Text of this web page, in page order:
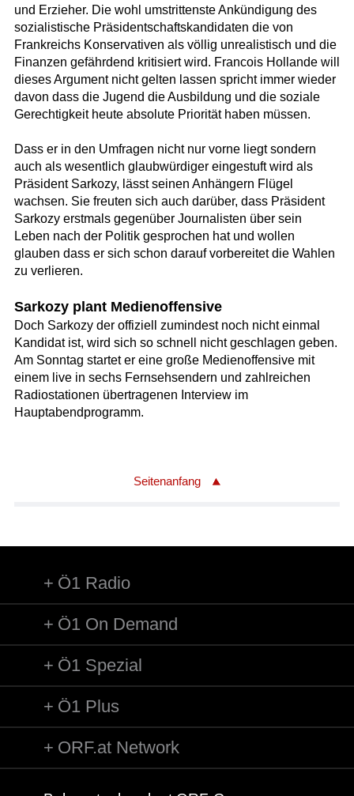
und Erzieher. Die wohl umstrittenste Ankündigung des
sozialistische Präsidentschaftskandidaten die von
Frankreichs Konservativen als völlig unrealistisch und die
Finanzen gefährdend kritisiert wird. Francois Hollande will
dieses Argument nicht gelten lassen spricht immer wieder
davon dass die Jugend die Ausbildung und die soziale
Gerechtigkeit heute absolute Priorität haben müssen.
Dass er in den Umfragen nicht nur vorne liegt sondern
auch als wesentlich glaubwürdiger eingestuft wird als
Präsident Sarkozy, lässt seinen Anhängern Flügel
wachsen. Sie freuten sich auch darüber, dass Präsident
Sarkozy erstmals gegenüber Journalisten über sein
Leben nach der Politik gesprochen hat und wollen
glauben dass er sich schon darauf vorbereitet die Wahlen
zu verlieren.
Sarkozy plant Medienoffensive
Doch Sarkozy der offiziell zumindest noch nicht einmal
Kandidat ist, wird sich so schnell nicht geschlagen geben.
Am Sonntag startet er eine große Medienoffensive mit
einem live in sechs Fernsehsendern und zahlreichen
Radiostationen übertragenen Interview im
Hauptabendprogramm.
Seitenanfang
Ö1 Radio
Ö1 On Demand
Ö1 Spezial
Ö1 Plus
ORF.at Network